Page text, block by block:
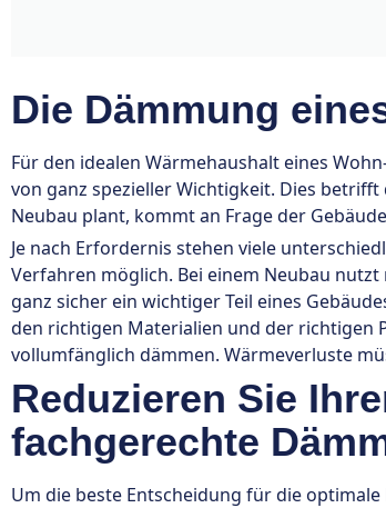
Die Dämmung
Für den idealen Wärmehaushalt eines
von ganz spezieller Wichtigkeit. Dies betrifft
Neubau plant, kommt an Frage der
Je nach Erfordernis stehen viele
Verfahren möglich. Bei einem Neubau
ganz sicher ein wichtiger Teil eines
den richtigen Materialien und der richtigen
vollumfänglich dämmen. Wärmeverluste
Reduzieren Sie
fachgerechte
Um die beste Entscheidung für die